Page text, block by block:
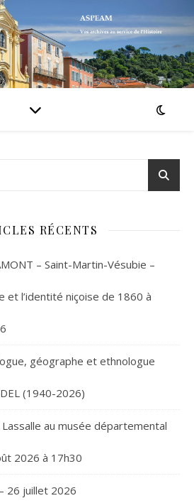
RÉCENTS
– Saint-Martin-Vésubie –
et l’identité niçoise de 1860 à
géographe et ethnologue
(1940-2026)
au musée départemental
2026 à 17h30
26 juillet 2026